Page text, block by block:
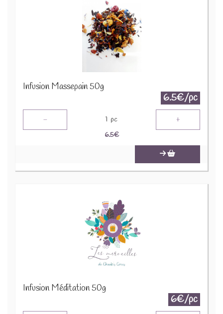
Infusion Massepain 50g
6.5€/pc
- 1 pc +
6.5€
Infusion Méditation 50g
6€/pc